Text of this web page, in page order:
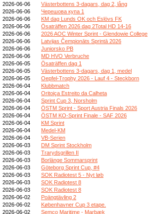
2026-06-06
Västerbottens 3-dagars, dag 2, lång
2026-06-06
Черешова купа 1
2026-06-06
KM dag Lunds OK och Eslövs FK
2026-06-06
Ösaträffen 2026 dag 2Total HD 14-16
2026-06-06
2026 AOC Winter Sprint - Glendowie College
2026-06-06
Latvijas Čempionāts Sprintā 2026
2026-06-06
Juniorsko PB
2026-06-06
MD HVO Verbruche
2026-06-05
Ösaträffen dag 1
2026-06-05
Västerbottens 3-dagars, dag 1, medel
2026-06-05
Oepfel-Trophy 2026 - Lauf 4 - Steckborn
2026-06-04
Klubbmatch
2026-06-04
Oritoiça Estreito da Calheta
2026-06-04
Sprint Cup 3, Norsholm
2026-06-04
ÖSTM Sprint - Sport Austria Finals 2026
2026-06-04
ÖSTM KO-Sprint Finale - SAF 2026
2026-06-04
KM Sprint
2026-06-04
Medel-KM
2026-06-04
VB-Serien
2026-06-03
DM Sprint Stockholm
2026-06-03
Trarydsgrillen II
2026-06-03
Borlänge Sommarsprint
2026-06-03
Göteborg Sprint Cup, #4
2026-06-03
SOK Radiotest 5 - Nyt løb
2026-06-03
SOK Radiotest 8
2026-06-03
SOK Radiotest 8
2026-06-02
Poängtävling 2
2026-06-02
Københavner Cup 3 etape.
2026-06-02
Semco Maritime - Marbæk